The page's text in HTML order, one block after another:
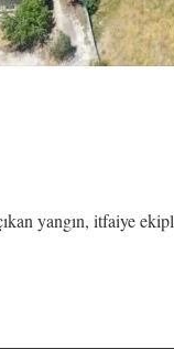
yangın, itfaiye